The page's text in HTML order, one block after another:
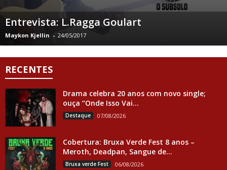
Entrevista: L.Ragga Goulart
Maykon Kjellin - 24/05/2017
RECENTES
Drama celebra 20 anos com novo single;
ouça “Onde Isso Vai...
Destaque 07/08/2026
Cobertura: Bruxa Verde Fest 8 anos –
Meroth, Deadpan, Sangue de...
Bruxa verde Fest 06/08/2026